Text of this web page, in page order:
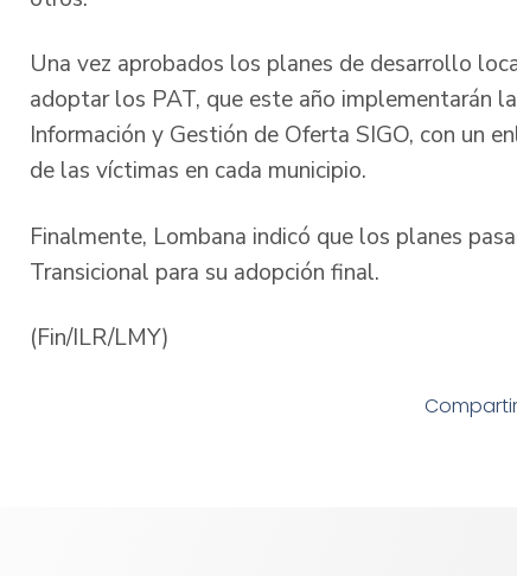
Una vez aprobados los planes de desarrollo
adoptar los PAT, que este año implementarán
Información y Gestión de Oferta SIGO, con un
de las víctimas en cada municipio.
Finalmente, Lombana indicó que los planes
Transicional para su adopción final.
(Fin/ILR/LMY)